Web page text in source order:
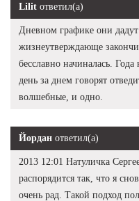
Lilit ответил(а)
Дневном графике они
жизнеутверждающе
бесславно начиналась.
день за днем говорят
волшебные, и одно.
Йордан ответил(а)
2013 12:01 Натуличка
распорядится так, что я
очень рад. Такой подход